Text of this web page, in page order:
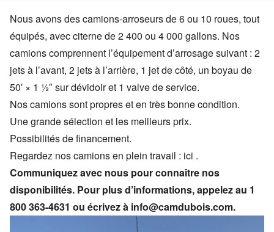
Nous avons des camions-arroseurs de 6 ou 10 roues, tout
équipés, avec citerne de 2 400 ou 4 000 gallons. Nos
camions comprennent l’équipement d’arrosage suivant : 2
jets à l’avant, 2 jets à l’arrière, 1 jet de côté, un boyau de
50′ × 1 ½″ sur dévidoir et 1 valve de service.
Nos camions sont propres et en très bonne condition.
Une grande sélection et les meilleurs prix.
Possibilités de financement.
Regardez nos camions en plein travail : ici .
Communiquez avec nous pour connaître nos
disponibilités. Pour plus d’informations, appelez au 1
800 363-4631 ou écrivez à info@camdubois.com.